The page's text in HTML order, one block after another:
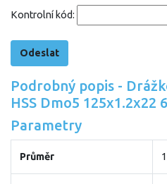
Kontrolní kód:
Podrobný popis -
HSS Dmo5 125x1.2x22
Parametry
Průměr